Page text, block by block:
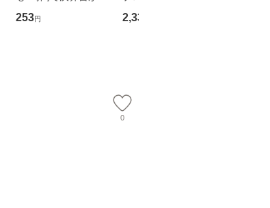
めるようになる！ 会
計超入門！ / 佐伯 良
253円
OX] / バップ [DVD]
【メール便送料無料】
2,335
0